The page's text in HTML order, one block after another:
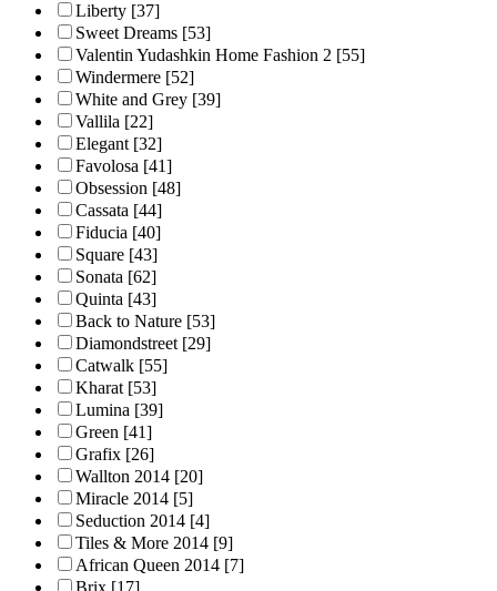
Liberty [37]
Sweet Dreams [53]
Valentin Yudashkin Home Fashion 2 [55]
Windermere [52]
White and Grey [39]
Vallila [22]
Elegant [32]
Favolosa [41]
Obsession [48]
Cassata [44]
Fiducia [40]
Square [43]
Sonata [62]
Quinta [43]
Back to Nature [53]
Diamondstreet [29]
Catwalk [55]
Kharat [53]
Lumina [39]
Green [41]
Grafix [26]
Wallton 2014 [20]
Miracle 2014 [5]
Seduction 2014 [4]
Tiles & More 2014 [9]
African Queen 2014 [7]